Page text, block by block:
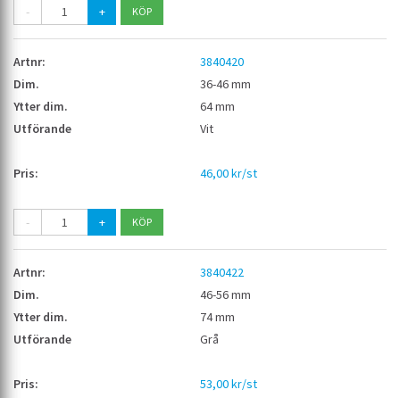
- +
3840420
36-46 mm
64 mm
Vit
46,00 kr/st
- +
3840422
46-56 mm
74 mm
Grå
53,00 kr/st